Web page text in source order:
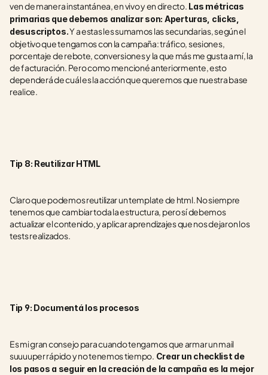
ven de manera instantánea, en vivo y en directo. Las métricas
primarias que debemos analizar son: Aperturas, clicks,
desuscriptos. Y a estas les sumamos las secundarias, según el
objetivo que tengamos con la campaña: tráfico, sesiones,
porcentaje de rebote, conversiones y la que más me gusta a mí, la
de facturación. Pero como mencioné anteriormente, esto
dependerá de cuál es la acción que queremos que nuestra base
realice.
Tip 8: Reutilizar HTML
Claro que podemos reutilizar un template de html. No siempre
tenemos que cambiar toda la estructura, pero sí debemos
actualizar el contenido, y aplicar aprendizajes que nos dejaron los
tests realizados.
Tip 9: Documentá los procesos
Es mi gran consejo para cuando tengamos que armar un mail
suuuuper rápido y no tenemos tiempo. Crear un checklist de
los pasos a seguir en la creación de la campaña es la mejor